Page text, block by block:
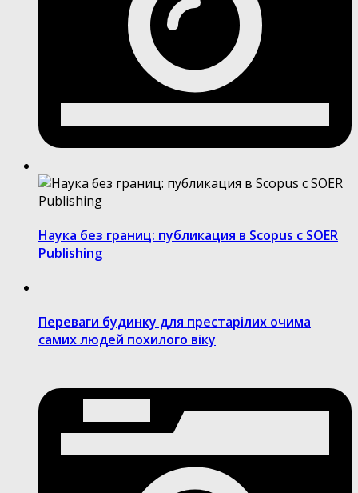
Наука без границ: публикация в Scopus с SOER
Publishing
Переваги будинку для престарілих очима
самих людей похилого віку